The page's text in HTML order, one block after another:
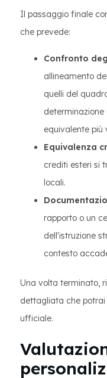
Il passaggio finale
che prevede:
Confronto
allineamento
quelli del
equivalente più
Equivalenza
crediti esteri si
locali.
rapporto o un
dell'istruzione
contesto
Una volta terminato,
dettagliata che potrai
ufficiale.